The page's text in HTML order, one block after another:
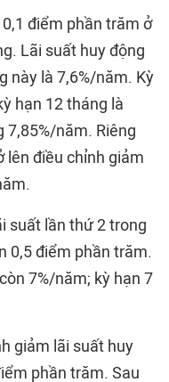
điểm phần trăm ở
Lãi suất huy động
này là 7,6%/năm. Kỳ
hạn 12 tháng là
7,85%/năm. Riêng
lên điều chỉnh giảm
suất lần thứ 2 trong
0,5 điểm phần trăm.
7%/năm; kỳ hạn 7
giảm lãi suất huy
phần trăm. Sau